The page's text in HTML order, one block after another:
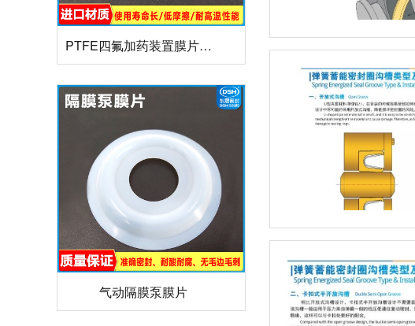
PTFE四氟加药装置膜片螺帽膜片
气动隔膜泵膜片